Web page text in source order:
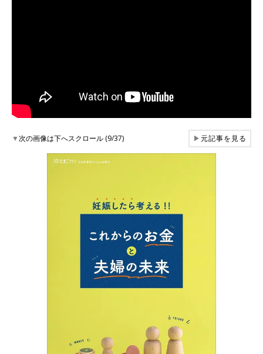
▼次の画像は下へスクロール (9/37) ▶元記事を見る